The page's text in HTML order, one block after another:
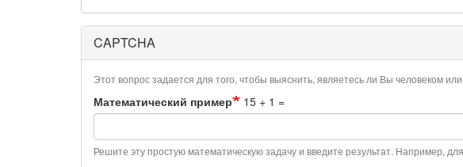
CAPTCHA
Этот вопрос задается для того, чтобы выяснить, являетесь ли Вы человеком
Математический пример 15 + 1 =
Решите эту простую математическую задачу и введите результат. Например,